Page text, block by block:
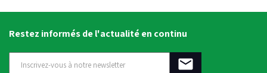
Restez informés de l'actualité en continu